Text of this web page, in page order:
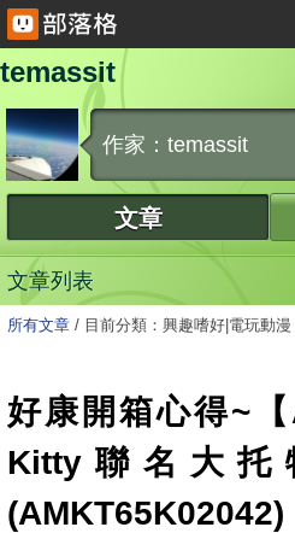
temassit
作家：temassit
文章
文章列表
所有文章 / 目前分類：興趣嗜好|電玩動漫
好康開箱心得~【
Kitty聯名大
(AMKT65K02042)